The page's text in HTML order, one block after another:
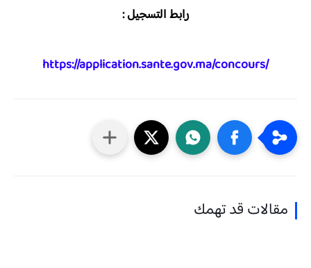
رابط التسجيل :
https://application.sante.gov.ma/concours/
مقالات قد تهمك